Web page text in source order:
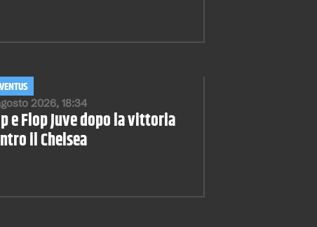
2026, 18:34
e Flop Juve dopo la vittoria
il Chelsea